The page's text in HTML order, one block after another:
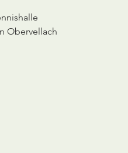
Obervellach